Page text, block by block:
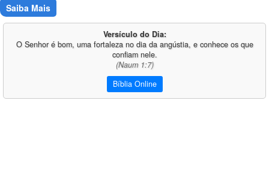
Saiba Mais
Versículo do Dia:
O Senhor é bom, uma fortaleza no dia da angústia, e conhece os que
confiam nele.
(Naum 1:7)
Bíblia Online